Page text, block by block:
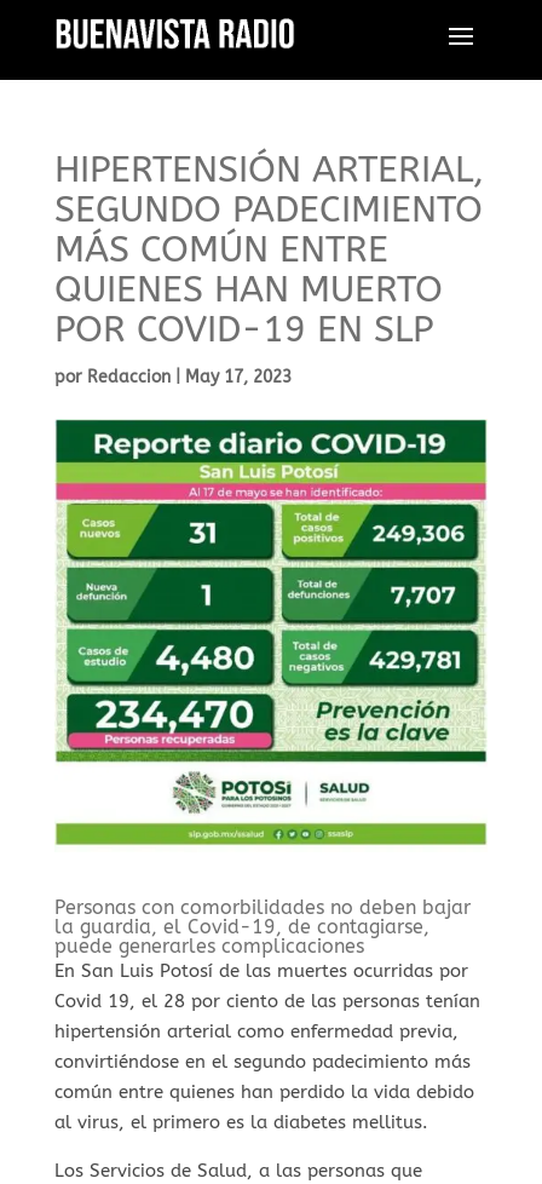
HIPERTENSIÓN ARTERIAL,
SEGUNDO PADECIMIENTO
MÁS COMÚN ENTRE
QUIENES HAN MUERTO
POR COVID-19 EN SLP
por Redaccion| May 17, 2023
Personas con comorbilidades no deben bajar
la guardia, el Covid-19, de contagiarse,
puede generarles complicaciones
En San Luis Potosí de las muertes ocurridas por
Covid 19, el 28 por ciento de las personas tenían
hipertensión arterial como enfermedad previa,
convirtiéndose en el segundo padecimiento más
común entre quienes han perdido la vida debido
al virus, el primero es la diabetes mellitus.
Los Servicios de Salud, a las personas que